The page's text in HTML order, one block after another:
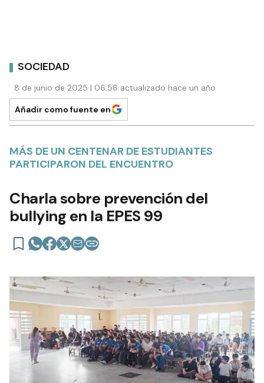
SOCIEDAD
8 de junio de 2025 | 06:56 actualizado hace un año
Añadir como fuente en
MÁS DE UN CENTENAR DE ESTUDIANTES
PARTICIPARON DEL ENCUENTRO
Charla sobre prevención del
bullying en la EPES 99